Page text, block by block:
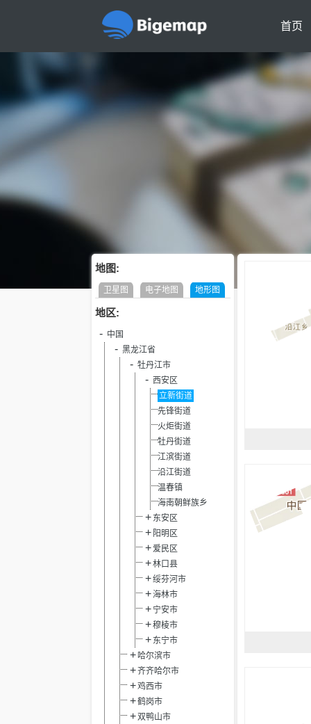
首页
地图:
卫星图 电子地图 地形图
地区:
中国
黑龙江省
牡丹江市
西安区
立新街道
先锋街道
火炬街道
牡丹街道
江滨街道
沿江街道
温春镇
海南朝鲜族乡
东安区
阳明区
爱民区
林口县
绥芬河市
海林市
宁安市
穆棱市
东宁市
哈尔滨市
齐齐哈尔市
鸡西市
鹤岗市
双鸭山市